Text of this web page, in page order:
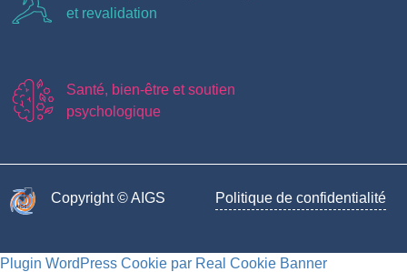
et revalidation
Santé, bien-être et soutien
psychologique
Copyright © AIGS​ Politique de confidentialité
Plugin WordPress Cookie par Real Cookie Banner